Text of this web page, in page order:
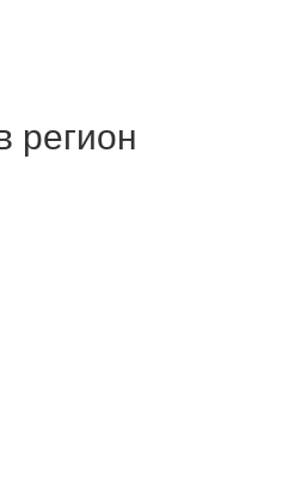
регион